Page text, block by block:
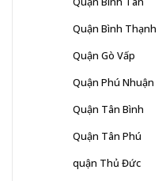
Quận Bình Thạnh
Quận Gò Vấp
Quận Phú Nhuận
Quận Tân Bình
Quận Tân Phú
quận Thủ Đức